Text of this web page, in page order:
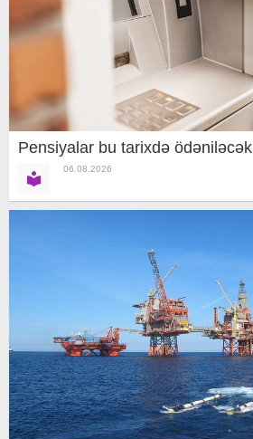
Pensiyalar bu tarixdə ödəniləcək
06.08.2026